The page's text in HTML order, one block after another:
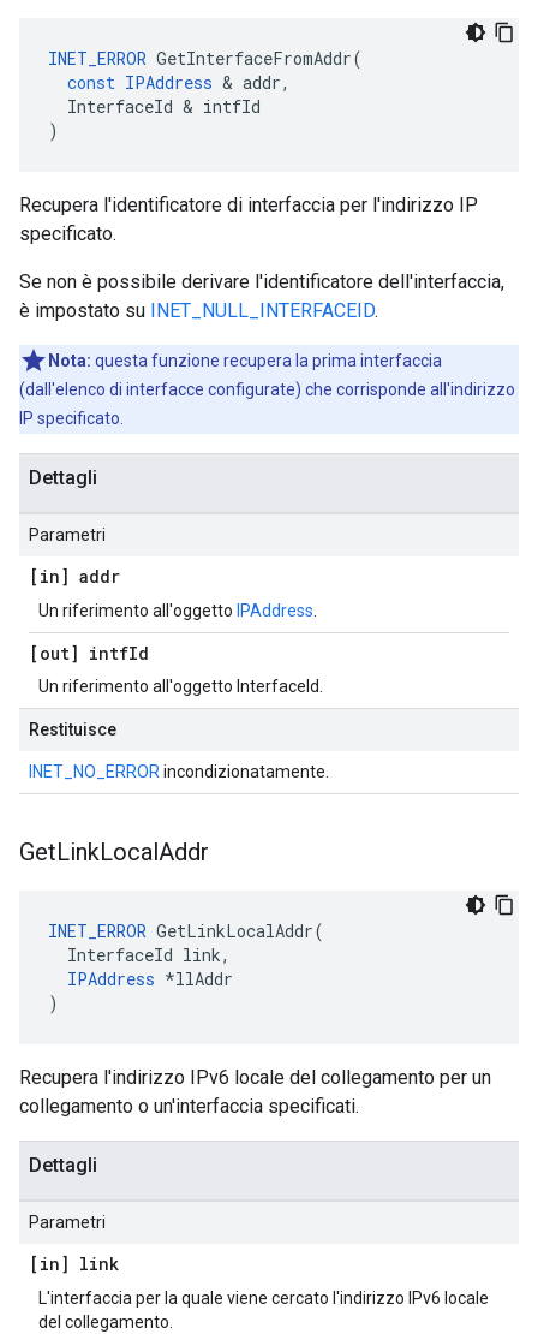
INET_ERROR GetInterfaceFromAddr(
const IPAddress & addr,
InterfaceId & intfId
)
Recupera l'identificatore di interfaccia per l'indirizzo IP
specificato.
Se non è possibile derivare l'identificatore dell'interfaccia,
è impostato su INET_NULL_INTERFACEID.
Nota: questa funzione recupera la prima interfaccia
(dall'elenco di interfacce configurate) che corrisponde all'indirizzo
IP specificato.
Dettagli
Parametri
[in] addr
Un riferimento all'oggetto IPAddress
[out] intfId
Un riferimento all'oggetto InterfaceId.
Restituisce
INET_NO_ERROR incondizionatamente.
GetLinkLocalAddr
INET_ERROR GetLinkLocalAddr(
  InterfaceId link,
IPAddress *llAddr
)
Recupera l'indirizzo IPv6 locale del collegamento per un
collegamento o un'interfaccia specificati.
Dettagli
Parametri
[in] link
L'interfaccia per la quale viene cercato l'indirizzo IPv6 locale
del collegamento.